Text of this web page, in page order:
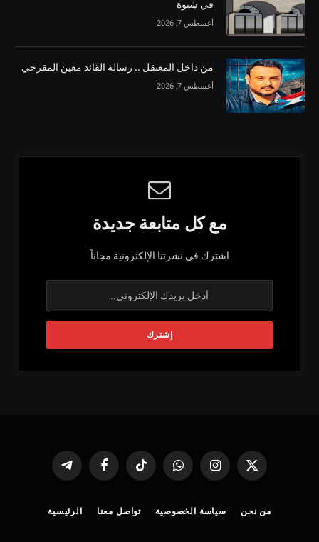
في شبوة
أغسطس 7, 2026
من داخل المعتقل .. رسالة القائد معين المقرحي
أغسطس 7, 2026
مع كل متابعة جديدة
اشترك في نشرتنا الإلكترونية مجاناً
X
الانستغرامواتساب تيكتوك فيسبوك تيلقرام
من نحن سياسة الخصوصية تواصل معنا الرئيسية